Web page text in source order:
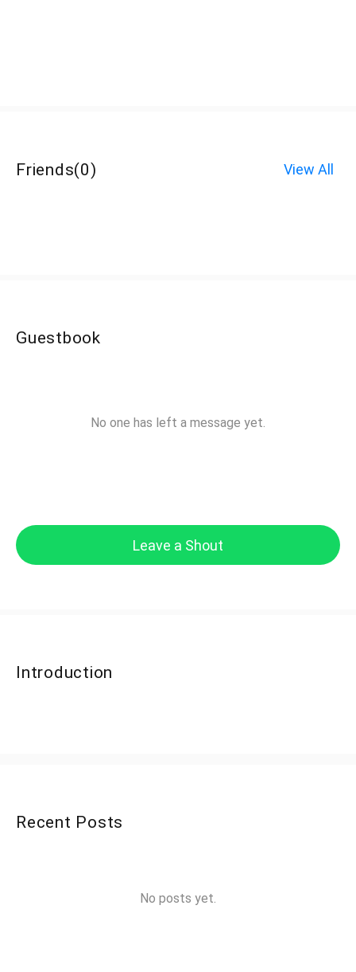
Friends(0) View All
Guestbook
No one has left a message yet.
Leave a Shout
Introduction
Recent Posts
No posts yet.